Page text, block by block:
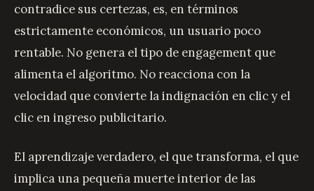
contradice sus certezas, es, en términos
estrictamente económicos, un usuario poco
rentable. No genera el tipo de engagement que
alimenta el algoritmo. No reacciona con la
velocidad que convierte la indignación en clic y el
clic en ingreso publicitario.
El aprendizaje verdadero, el que transforma, el que
implica una pequeña muerte interior de las